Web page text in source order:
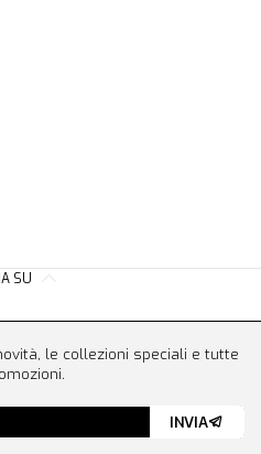
SU
le collezioni speciali e tutte
INVIA